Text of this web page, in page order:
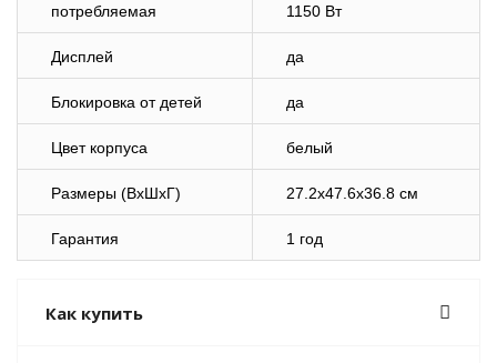
потребляемая
1150 Вт
Дисплей да
Блокировка от детей да
Цвет корпуса белый
Размеры (ВхШхГ) 27.2x47.6x36.8 см
Гарантия 1 год
Как купить